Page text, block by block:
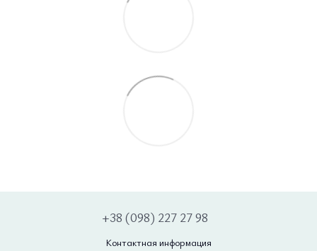
+38 (098) 227 27 98
Контактная информация